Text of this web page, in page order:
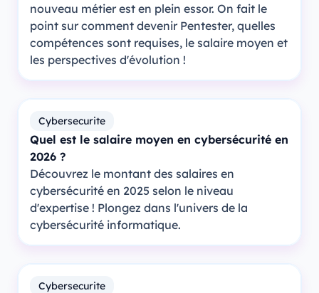
nouveau métier est en plein essor. On fait le
point sur comment devenir Pentester, quelles
compétences sont requises, le salaire moyen et
les perspectives d'évolution !
Cybersecurite
Quel est le salaire moyen en cybersécurité en
2026 ?
Découvrez le montant des salaires en
cybersécurité en 2025 selon le niveau
d'expertise ! Plongez dans l'univers de la
cybersécurité informatique.
Cybersecurite